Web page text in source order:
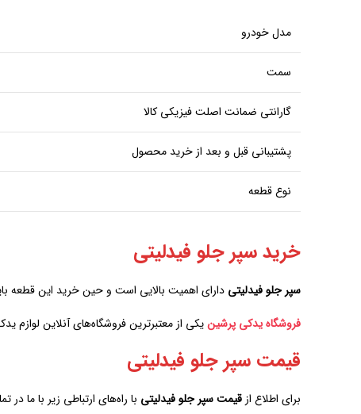
مدل خودرو
سمت
گارانتی ضمانت اصلت فیزیکی کالا
پشتیبانی قبل و بعد از خرید محصول
نوع قطعه
خرید سپر جلو فیدلیتی
سپر جلو فیدلیتی دارای اهمیت بالایی است و حین خرید این قطعه
فروشگاه یدکی پرشینیکی از معتبرترین فروشگاه‌های آنلاین
قیمت سپر جلو فیدلیتی
برای اطلاع از قیمتسپر جلو فیدلیتی با راه‌های ارتباطی زیر با ما در